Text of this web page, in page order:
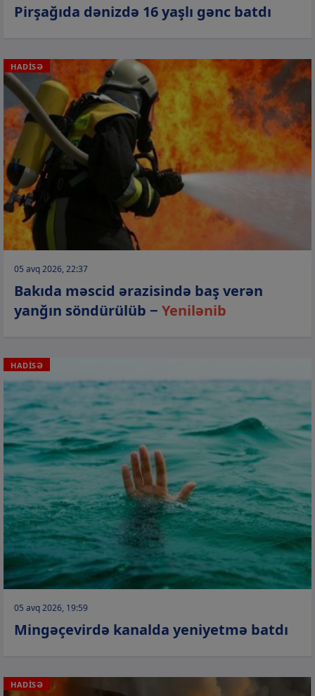
Pirşağıda dənizdə 16 yaşlı gənc batdı
HADİSƏ
05 avq 2026, 22:37
Bakıda məscid ərazisində baş verən
yanğın söndürülüb − Yenilənib
HADİSƏ
05 avq 2026, 19:59
Mingəçevirdə kanalda yeniyetmə batdı
HADİSƏ